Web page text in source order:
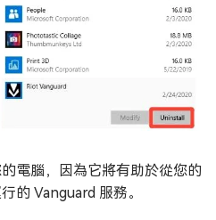
電腦，因為它將有助於從您的
的 Vanguard 服務。